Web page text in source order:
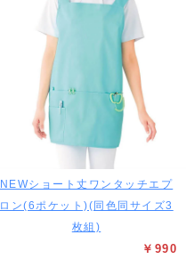
NEWショート丈ワンタッチエプ
ロン(6ポケット)(同色同サイズ3
枚組)
￥990